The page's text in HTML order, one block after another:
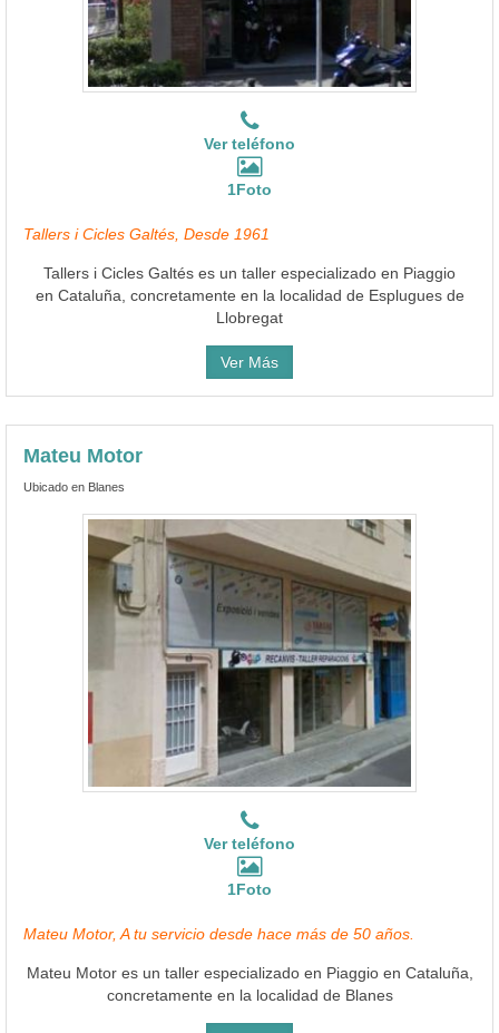
Ver teléfono
1Foto
Tallers i Cicles Galtés, Desde 1961
Tallers i Cicles Galtés es un taller especializado en Piaggio
en Cataluña, concretamente en la localidad de Esplugues de
Llobregat
Ver Más
Mateu Motor
Ubicado en Blanes
Ver teléfono
1Foto
Mateu Motor, A tu servicio desde hace más de 50 años.
Mateu Motor es un taller especializado en Piaggio en Cataluña,
concretamente en la localidad de Blanes